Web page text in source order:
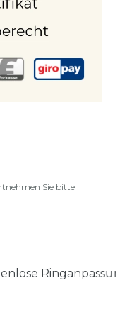
Sie bitte